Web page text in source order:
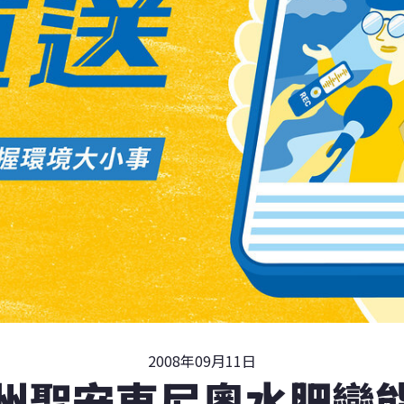
2008年09月11日